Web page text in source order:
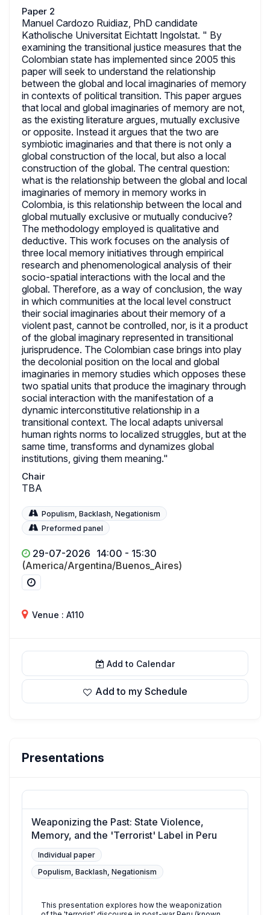
Paper 2
Manuel Cardozo Ruidiaz, PhD candidate
Katholische Universitat Eichtatt Ingolstat. " By
examining the transitional justice measures that the
Colombian state has implemented since 2005 this
paper will seek to understand the relationship
between the global and local imaginaries of memory
in contexts of political transition. This paper argues
that local and global imaginaries of memory are not,
as the existing literature argues, mutually exclusive
or opposite. Instead it argues that the two are
symbiotic imaginaries and that there is not only a
global construction of the local, but also a local
construction of the global. The central question:
what is the relationship between the global and local
imaginaries of memory in memory works in
Colombia, is this relationship between the local and
global mutually exclusive or mutually conducive?
The methodology employed is qualitative and
deductive. This work focuses on the analysis of
three local memory initiatives through empirical
research and phenomenological analysis of their
socio-spatial interactions with the local and the
global. Therefore, as a way of conclusion, the way
in which communities at the local level construct
their social imaginaries about their memory of a
violent past, cannot be controlled, nor, is it a product
of the global imaginary represented in transitional
jurisprudence. The Colombian case brings into play
the decolonial position on the local and global
imaginaries in memory studies which opposes these
two spatial units that produce the imaginary through
social interaction with the manifestation of a
dynamic interconstitutive relationship in a
transitional context. The local adapts universal
human rights norms to localized struggles, but at the
same time, transforms and dynamizes global
institutions, giving them meaning."
Chair
TBA
Populism, Backlash, Negationism
Preformed panel
29-07-2026 14:00 - 15:30
(America/Argentina/Buenos_Aires)
Venue : A110
Add to Calendar
Add to my Schedule
Presentations
Weaponizing the Past: State Violence,
Memory, and the 'Terrorist' Label in Peru
Individual paper
Populism, Backlash, Negationism
This presentation explores how the weaponization